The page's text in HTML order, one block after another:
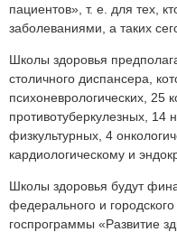
пациентов», т. е. для тех,
заболеваниями, а таких
Школы здоровья
столичного диспансера,
психоневрологических, 25
противотуберкулезных, 14
физкультурных, 4
кардиологическому и
Школы здоровья будут
федерального и
госпрограммы «Развитие